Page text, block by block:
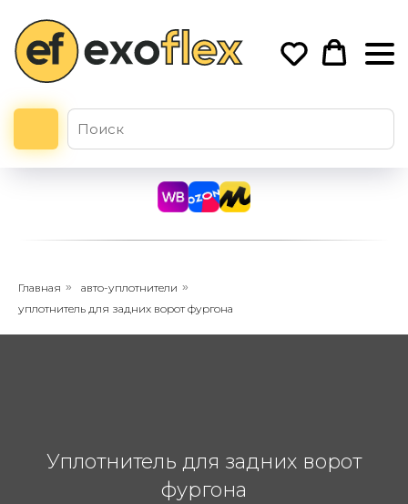
Главная » авто-уплотнители »
уплотнитель для задних ворот фургона
Уплотнитель для задних ворот
фургона